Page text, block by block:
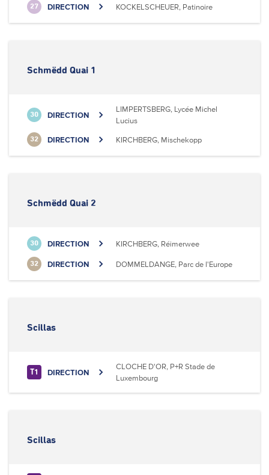
27 DIRECTION KOCKELSCHEUER, Patinoire
Schmëdd Quai 1
30 DIRECTION
LIMPERTSBERG, Lycée Michel
Lucius
32 DIRECTION KIRCHBERG, Mischekopp
Schmëdd Quai 2
30 DIRECTION KIRCHBERG, Réimerwee
32 DIRECTION DOMMELDANGE, Parc de l'Europe
Scillas
T1 DIRECTION
CLOCHE D'OR, P+R Stade de
Luxembourg
Scillas